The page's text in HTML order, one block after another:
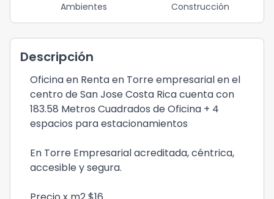
Ambientes Construcción
Descripción
Oficina en Renta en Torre empresarial en el
centro de San Jose Costa Rica cuenta con
183.58 Metros Cuadrados de Oficina + 4
espacios para estacionamientos
En Torre Empresarial acreditada, céntrica,
accesible y segura.